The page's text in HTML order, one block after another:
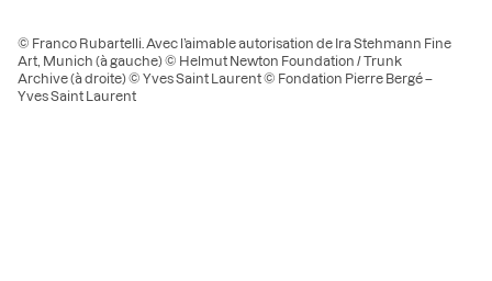
© Franco Rubartelli. Avec l’aimable autorisation de Ira Stehmann Fine
Art, Munich (à gauche) © Helmut Newton Foundation / Trunk
Archive (à droite) © Yves Saint Laurent © Fondation Pierre Bergé –
Yves Saint Laurent